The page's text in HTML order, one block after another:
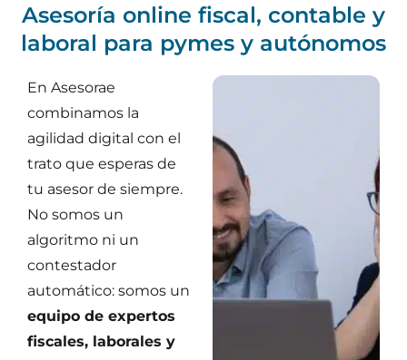
Asesoría online fiscal, contable y
laboral para pymes y autónomos
En Asesorae
combinamos la
agilidad digital con el
trato que esperas de
tu asesor de siempre.
No somos un
algoritmo ni un
contestador
automático: somos un
equipo de expertos
fiscales, laborales y